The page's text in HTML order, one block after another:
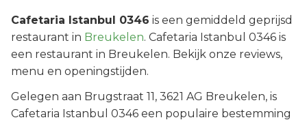
Cafetaria Istanbul 0346 is een gemiddeld geprijsd
restaurant in Breukelen. Cafetaria Istanbul 0346 is
een restaurant in Breukelen. Bekijk onze reviews,
menu en openingstijden.
Gelegen aan Brugstraat 11, 3621 AG Breukelen, is
Cafetaria Istanbul 0346 een populaire bestemming